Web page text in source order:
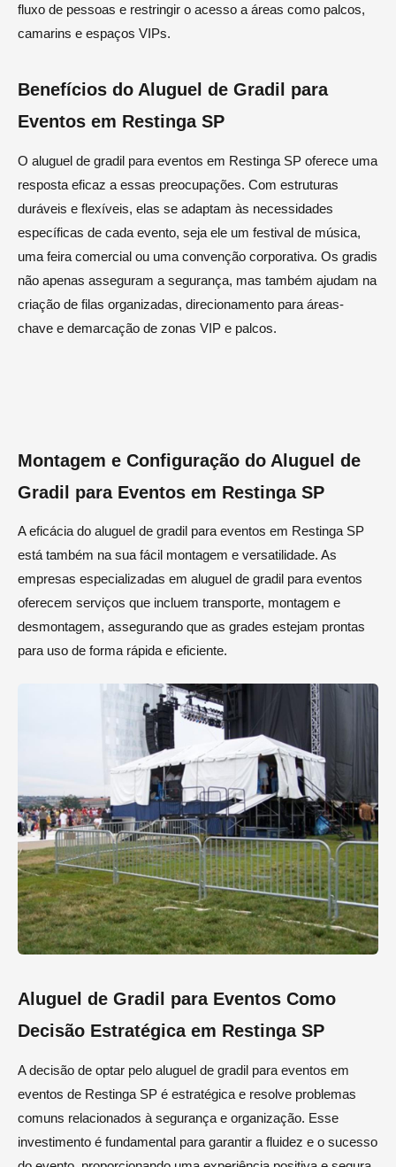
fluxo de pessoas e restringir o acesso a áreas como palcos,
camarins e espaços VIPs.
Benefícios do Aluguel de Gradil para
Eventos em Restinga SP
O aluguel de gradil para eventos em Restinga SP oferece uma
resposta eficaz a essas preocupações. Com estruturas
duráveis e flexíveis, elas se adaptam às necessidades
específicas de cada evento, seja ele um festival de música,
uma feira comercial ou uma convenção corporativa. Os gradis
não apenas asseguram a segurança, mas também ajudam na
criação de filas organizadas, direcionamento para áreas-
chave e demarcação de zonas VIP e palcos.
Montagem e Configuração do Aluguel de
Gradil para Eventos em Restinga SP
A eficácia do aluguel de gradil para eventos em Restinga SP
está também na sua fácil montagem e versatilidade. As
empresas especializadas em aluguel de gradil para eventos
oferecem serviços que incluem transporte, montagem e
desmontagem, assegurando que as grades estejam prontas
para uso de forma rápida e eficiente.
Aluguel de Gradil para Eventos Como
Decisão Estratégica em Restinga SP
A decisão de optar pelo aluguel de gradil para eventos em
eventos de Restinga SP é estratégica e resolve problemas
comuns relacionados à segurança e organização. Esse
investimento é fundamental para garantir a fluidez e o sucesso